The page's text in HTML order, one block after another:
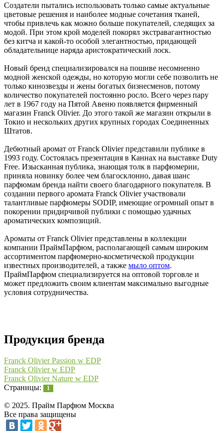
Создатели пытались использовать только самые актуальные
цветовые решения и наиболее модные сочетания тканей,
чтобы привлечь как можно больше покупателей, следящих за
модой. При этом крой моделей покорял экстравагантностью
без китча и какой-то особой элегантностью, придающей
обладательнице наряда аристократический лоск.
Новый бренд специализировался на пошиве несомненно
модной женской одежды, но которую могли себе позволить не
только кинозвезды и жены богатых бизнесменов, потому
количество покупателей постоянно росло. Всего через пару
лет в 1967 году на Пятой Авеню появляется фирменный
магазин Franck Olivier. До этого такой же магазин открыли в
Токио и нескольких других крупных городах Соединенных
Штатов.
Дебютный аромат от Franck Olivier представили публике в
1993 году. Состоялась презентация в Каннах на выставке Duty
Free. Изысканная публика, знающая толк в парфюмерии,
приняла новинку более чем благосклонно, давая шанс
парфюмам бренда найти своего благодарного покупателя. В
создании первого аромата Franck Olivier участвовали
талантливые парфюмеры SODIP, имеющие огромный опыт в
покорении придирчивой публики с помощью удачных
ароматических композиций.
Ароматы от Franck Olivier представлены в коллекции
компании ПраймПарфюм, располагающей самым широким
ассортиментом парфюмерно-косметической продукции
известных производителей, а также мыло оптом.
ПраймПарфюм специализируется на оптовой торговле и
может предложить своим клиентам максимально выгодные
условия сотрудничества.
Продукция бренда
Franck Olivier Passion w EDP
Franck Olivier w EDP
Franck Olivier Nature w EDP
Страницы:
1
© 2025. Прайм Парфюм Москва
Все права защищены